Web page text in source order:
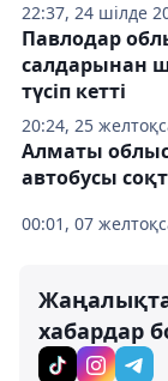
22:37, 24 шілде
20:24, 25
Павлодар
салдарынан
түсіп кетті
00:01, 07
Алматы
автобусы
хабардар